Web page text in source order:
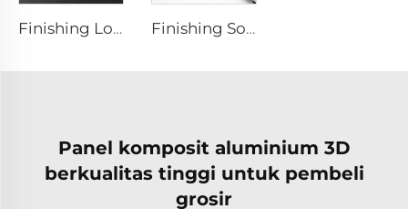
Finishing Logam Komposit Pelat Aluminium - 0,4cm x122cm x 244cm Finishing Solid Komposit Pelat Aluminium - 4mm x 1220mm x 2440mm
Panel komposit aluminium 3D
berkualitas tinggi untuk pembeli
grosir